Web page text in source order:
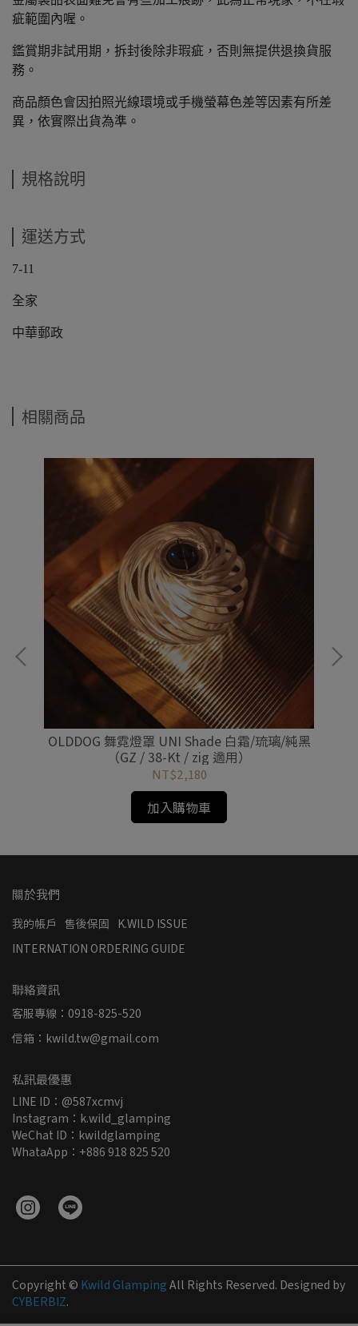
疵範圍內喔。
鑑賞期非試用期，拆封後除非瑕疵，否則無提供退換貨服
務。
商品顏色會因拍照光線環境或手機螢幕色差等因素有所差
異，依實際出貨為準。
規格說明
運送方式
7-11
全家
中華郵政
相關商品
OLDDOG 舞霓燈罩 UNI Shade 白霜/琉璃/純黑
（GZ / 38-Kt / zig 適用）
NT$2,180
加入購物車
關於我們
我的帳戶 售後保固 K.WILD ISSUE
INTERNATION ORDERING GUIDE
聯絡資訊
客服專線：0918-825-520
信箱：kwild.tw@gmail.com
私訊最優惠
LINE ID：@587xcmvj
Instagram：k.wild_glamping
WeChat ID：kwildglamping
WhataApp：+886 918 825 520
Copyright © Kwild Glamping All Rights Reserved. Designed by
CYBERBIZ.